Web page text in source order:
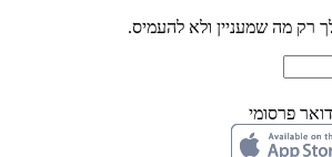
רק מה שמעניין ולא להעמיס.
פרסומי